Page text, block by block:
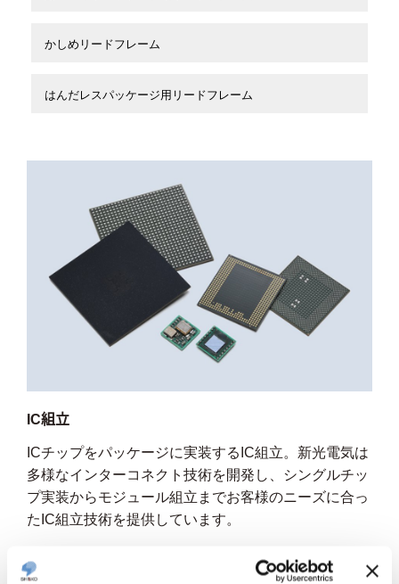
かしめリードフレーム
はんだレスパッケージ用リードフレーム
IC組立
ICチップをパッケージに実装するIC組立。新光電気は
多様なインターコネクト技術を開発し、シングルチッ
プ実装からモジュール組立までお客様のニーズに合っ
たIC組立技術を提供しています。